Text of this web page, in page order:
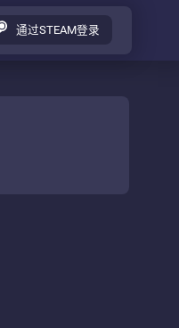
通过STEAM登录